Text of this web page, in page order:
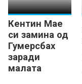
Кентин Мае
си замина од
Гумерсбах
заради
малата